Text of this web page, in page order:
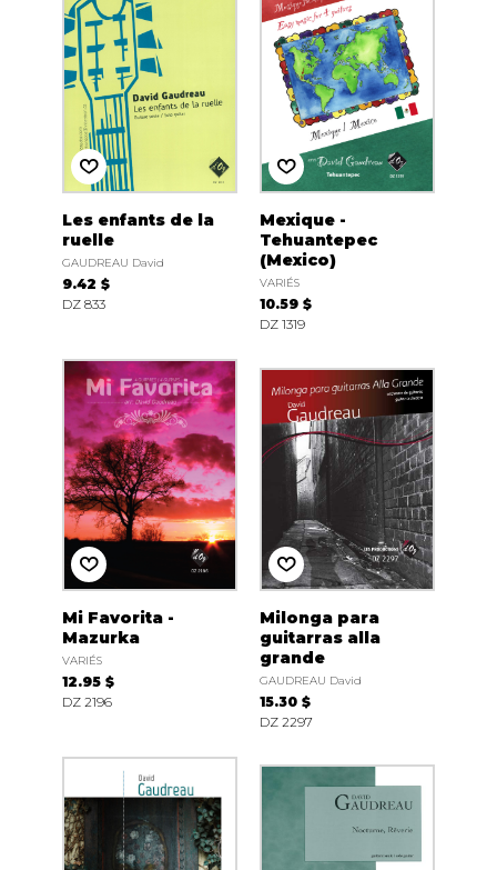
Les enfants de la
ruelle
GAUDREAU David
9.42 $
DZ 833
Mexique -
Tehuantepec
(Mexico)
VARIÉS
10.59 $
DZ 1319
Mi Favorita -
Mazurka
VARIÉS
12.95 $
DZ 2196
Milonga para
guitarras alla
grande
GAUDREAU David
15.30 $
DZ 2297